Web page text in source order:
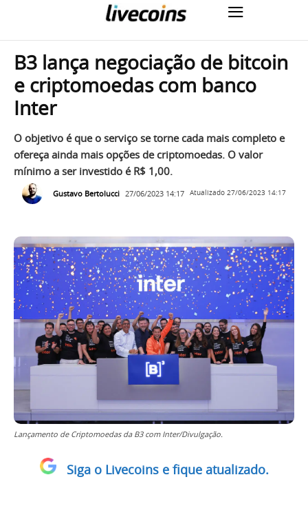
B3 lança negociação de bitcoin
e criptomoedas com banco
Inter
O objetivo é que o serviço se torne cada mais completo e
ofereça ainda mais opções de criptomoedas. O valor
mínimo a ser investido é R$ 1,00.
Gustavo Bertolucci 27/06/2023 14:17 Atualizado 27/06/2023 14:17
Lançamento de Criptomoedas da B3 com Inter/Divulgação.
Siga o Livecoins e fique atualizado.